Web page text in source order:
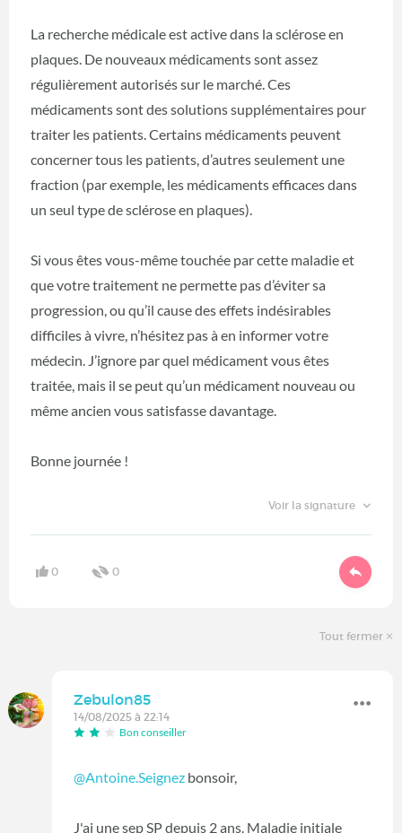
La recherche médicale est active dans la sclérose en
plaques. De nouveaux médicaments sont assez
régulièrement autorisés sur le marché. Ces
médicaments sont des solutions supplémentaires pour
traiter les patients. Certains médicaments peuvent
concerner tous les patients, d’autres seulement une
fraction (par exemple, les médicaments efficaces dans
un seul type de sclérose en plaques).
Si vous êtes vous-même touchée par cette maladie et
que votre traitement ne permette pas d’éviter sa
progression, ou qu’il cause des effets indésirables
difficiles à vivre, n’hésitez pas à en informer votre
médecin. J’ignore par quel médicament vous êtes
traitée, mais il se peut qu’un médicament nouveau ou
même ancien vous satisfasse davantage.
Bonne journée !
Voir la signature
0 0
Tout fermer
Zebulon85
14/08/2025 à 22:14
Bon conseiller
@Antoine.Seignez bonsoir,
J'ai une sep SP depuis 2 ans. Maladie initiale